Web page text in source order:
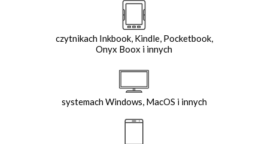
czytnikach Inkbook, Kindle, Pocketbook,
Onyx Boox i innych
systemach Windows, MacOS i innych